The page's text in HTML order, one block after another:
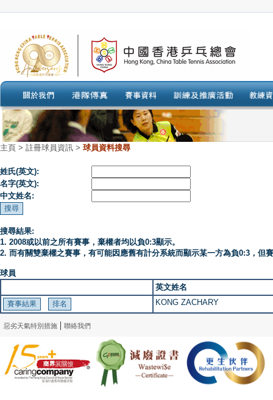
主頁 > 註冊球員資訊 > 球員資料搜尋
姓氏(英文):
名字(英文):
中文姓名:
搜尋結果:
1. 2008或以前之所有賽事，棄權者均以負0:3顯示。
2. 而有關雙棄權之賽事，有可能因應舊有計分系統而顯示某一方為負0:3，但
球員
英文姓名
KONG ZACHARY